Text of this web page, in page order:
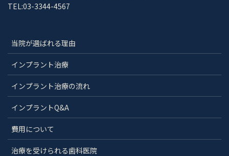
TEL:03-3344-4567
当院が選ばれる理由
インプラント治療
インプラント治療の流れ
インプラントQ&A
費用について
治療を受けられる歯科医院